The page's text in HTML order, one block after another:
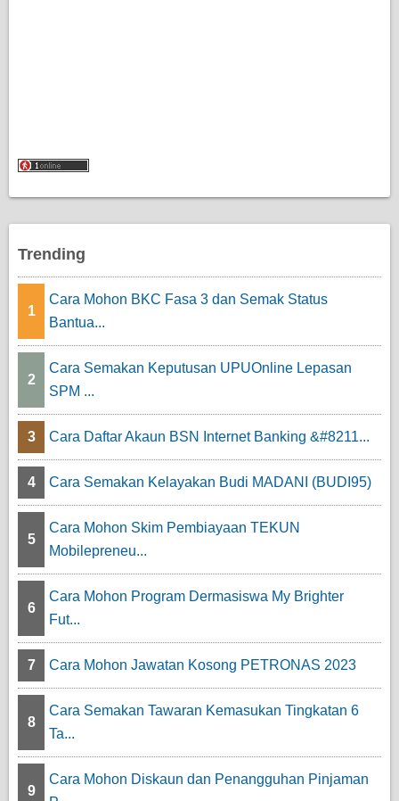
Trending
1
Cara Mohon BKC Fasa 3 dan Semak Status
Bantua...
2
Cara Semakan Keputusan UPUOnline Lepasan
SPM ...
3 Cara Daftar Akaun BSN Internet Banking &#8211...
4 Cara Semakan Kelayakan Budi MADANI (BUDI95)
5
Cara Mohon Skim Pembiayaan TEKUN
Mobilepreneu...
6
Cara Mohon Program Dermasiswa My Brighter
Fut...
7 Cara Mohon Jawatan Kosong PETRONAS 2023
8
Cara Semakan Tawaran Kemasukan Tingkatan 6
Ta...
9
Cara Mohon Diskaun dan Penangguhan Pinjaman